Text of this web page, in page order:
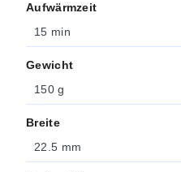
Aufwärmzeit
15 min
Gewicht
150 g
Breite
22.5 mm